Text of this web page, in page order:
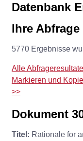
Datenbank
Ihre Abfrage
5770 Ergebnisse
Alle
Markieren und
>>
Dokument
Titel: Rationale for